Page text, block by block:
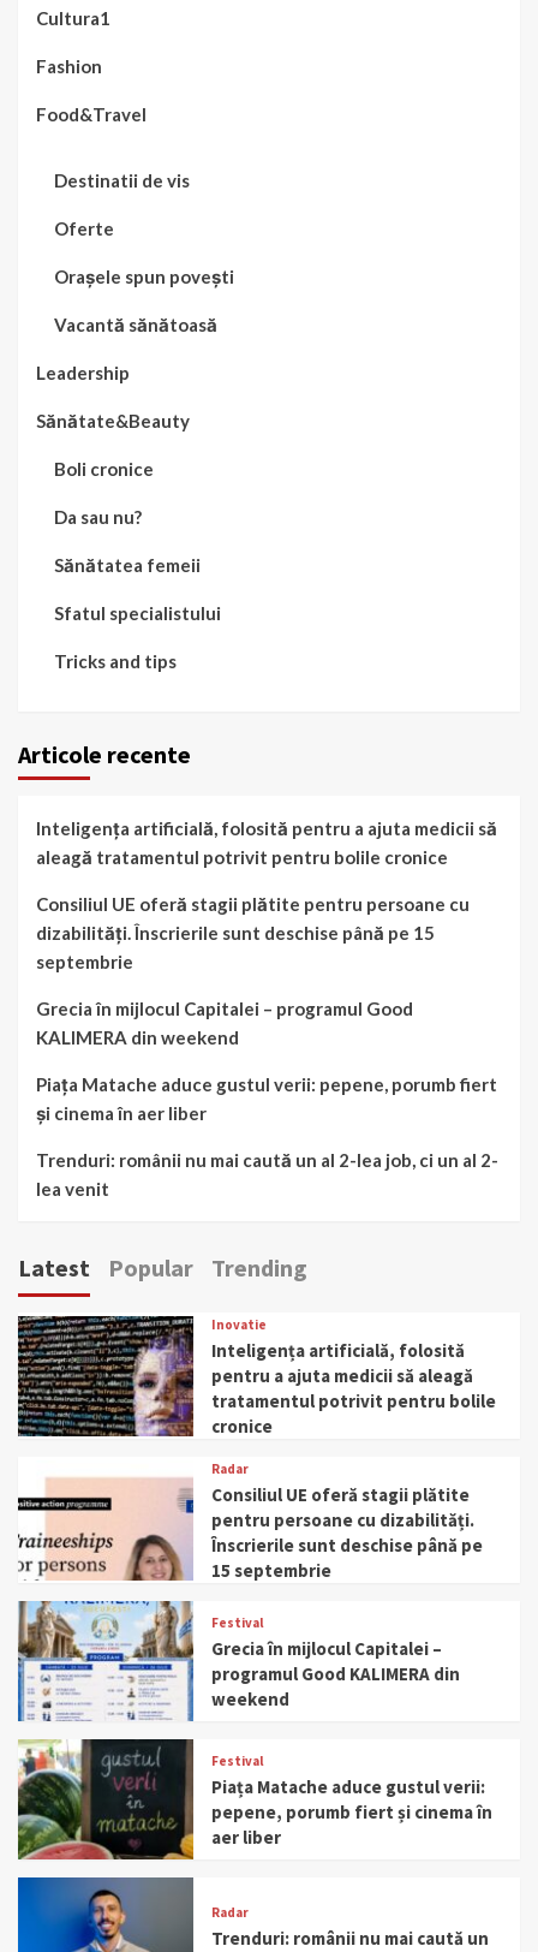
Cultura1
Fashion
Food&Travel
Destinatii de vis
Oferte
Orașele spun povești
Vacantă sănătoasă
Leadership
Sănătate&Beauty
Boli cronice
Da sau nu?
Sănătatea femeii
Sfatul specialistului
Tricks and tips
Articole recente
Inteligența artificială, folosită pentru a ajuta medicii să
aleagă tratamentul potrivit pentru bolile cronice
Consiliul UE oferă stagii plătite pentru persoane cu
dizabilități. Înscrierile sunt deschise până pe 15
septembrie
Grecia în mijlocul Capitalei – programul Good
KALIMERA din weekend
Piața Matache aduce gustul verii: pepene, porumb fiert
și cinema în aer liber
Trenduri: românii nu mai caută un al 2-lea job, ci un al 2-
lea venit
Latest Popular Trending
Inovatie
Inteligența artificială, folosită
pentru a ajuta medicii să aleagă
tratamentul potrivit pentru bolile
cronice
Radar
Consiliul UE oferă stagii plătite
pentru persoane cu dizabilități.
Înscrierile sunt deschise până pe
15 septembrie
Festival
Grecia în mijlocul Capitalei –
programul Good KALIMERA din
weekend
Festival
Piața Matache aduce gustul verii:
pepene, porumb fiert și cinema în
aer liber
Radar
Trenduri: românii nu mai caută un